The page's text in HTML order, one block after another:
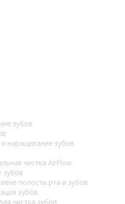
зубов
и наращивание зубов
чистка AirFlow
зубов
полости рта и зубов
зубов
чистка зубов